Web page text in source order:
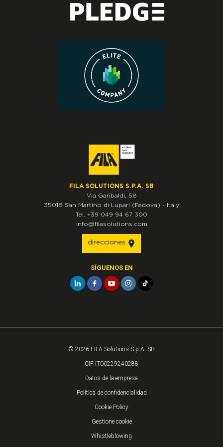
FILA SOLUTIONS S.P.A. SB
Via Garibaldi, 58
35018 San Martino di Lupari (Padova) - Italy
Tel. +39 049 94 67 300
info@filasolutions.com
direcciones
SÍGUENOS EN
© 2026 FILA Solutions S.p.A. SB
CIF IT00229240288
Datos de la empresa
Política de confidencialidad
Cookie Policy
Gestione cookie
Whistleblowing